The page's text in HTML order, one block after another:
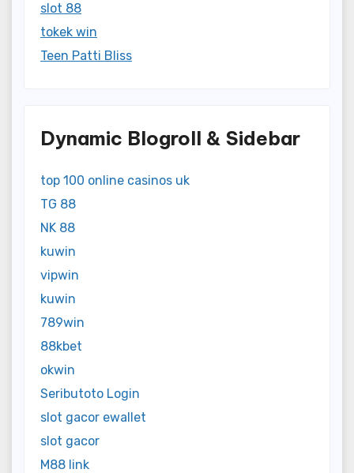
slot 88
tokek win
Teen Patti Bliss
Dynamic Blogroll & Sidebar
top 100 online casinos uk
TG 88
NK 88
kuwin
vipwin
kuwin
789win
88kbet
okwin
Seributoto Login
slot gacor ewallet
slot gacor
M88 link